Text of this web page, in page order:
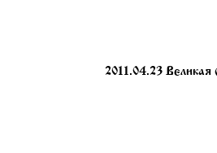
2011.04.23 Великая